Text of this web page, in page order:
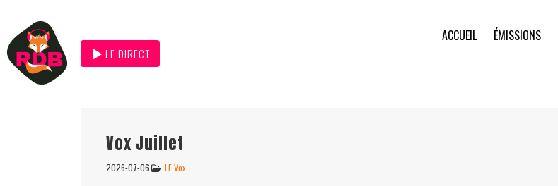
LE DIRECT
ACCUEIL ÉMISSIONS
Vox Juillet
2026-07-06 LE Vox